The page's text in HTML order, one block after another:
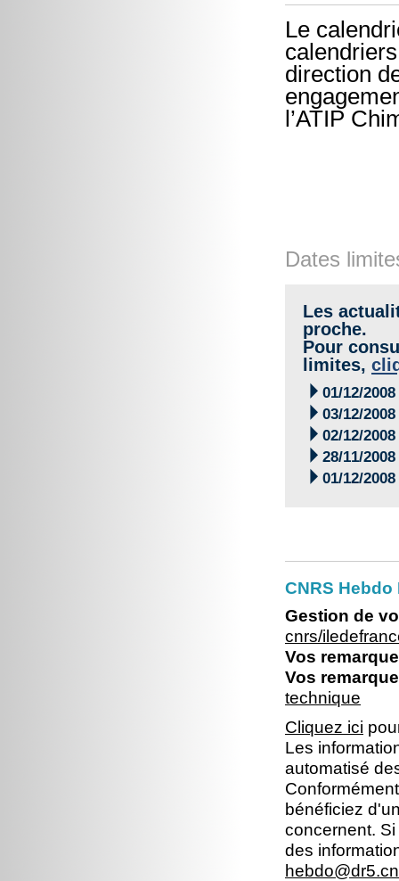
Le
direction
l’ATIP
Dates
Les
proche.
Pour
limites,
 01/12/2008
 03/12/2008
 02/12/2008
 28/11/2008
 01/12/2008
CNRS
Gestion de
cnrs/
Vos
Vos
technique
Cliquez ici
Les
automatisé
bénéficiez
concernent.
des